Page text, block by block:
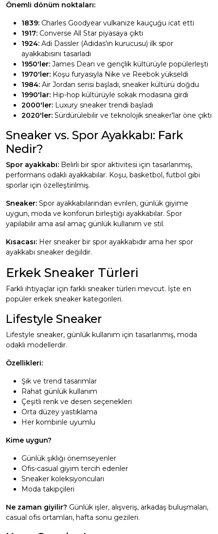
Önemli dönüm noktaları:
1839: Charles Goodyear vulkanize kauçuğu icat etti
1917: Converse All Star piyasaya çıktı
1924: Adi Dassler (Adidas'ın kurucusu) ilk spor
ayakkabısını tasarladı
1950'ler: James Dean ve gençlik kültürüyle popülerleşti
1970'ler: Koşu furyasıyla Nike ve Reebok yükseldi
1984: Air Jordan serisi başladı, sneaker kültürü doğdu
1990'lar: Hip-hop kültürüyle sokak modasına girdi
2000'ler: Luxury sneaker trendi başladı
2020'ler: Sürdürülebilir ve teknolojik sneaker'lar öne çıktı
Sneaker vs. Spor Ayakkabı: Fark
Nedir?
Spor ayakkabı: Belirli bir spor aktivitesi için tasarlanmış,
performans odaklı ayakkabılar. Koşu, basketbol, futbol gibi
sporlar için özelleştirilmiş.
Sneaker: Spor ayakkabılarından evrilen, günlük giyime
uygun, moda ve konforun birleştiği ayakkabılar. Spor
yapılabilir ama asıl amaç günlük kullanım ve stil.
Kısacası: Her sneaker bir spor ayakkabıdır ama her spor
ayakkabı sneaker değildir.
Erkek Sneaker Türleri
Farklı ihtiyaçlar için farklı sneaker türleri mevcut. İşte en
popüler erkek sneaker kategorileri.
Lifestyle Sneaker
Lifestyle sneaker, günlük kullanım için tasarlanmış, moda
odaklı modellerdir.
Özellikleri:
Şık ve trend tasarımlar
Rahat günlük kullanım
Çeşitli renk ve desen seçenekleri
Orta düzey yastıklama
Her kombinle uyumlu
Kime uygun?
Günlük şıklığı önemseyenler
Ofis-casual giyim tercih edenler
Sneaker koleksiyoncuları
Moda takipçileri
Ne zaman giyilir? Günlük işler, alışveriş, arkadaş buluşmaları,
casual ofis ortamları, hafta sonu gezileri.